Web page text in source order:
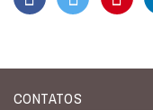
CONTATOS